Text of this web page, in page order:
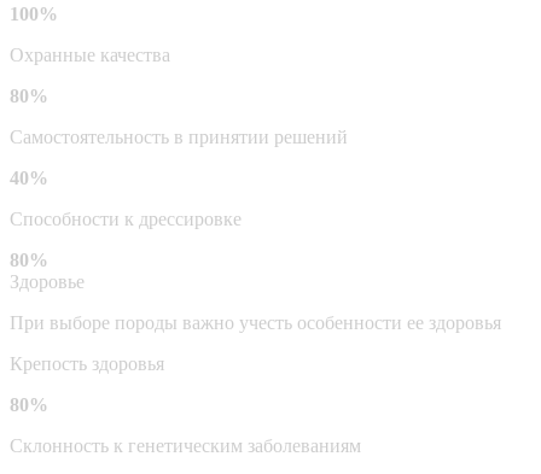
100%
Охранные качества
80%
Самостоятельность в принятии решений
40%
Способности к дрессировке
80%
Здоровье
При выборе породы важно учесть особенности ее здоровья
Крепость здоровья
80%
Склонность к генетическим заболеваниям